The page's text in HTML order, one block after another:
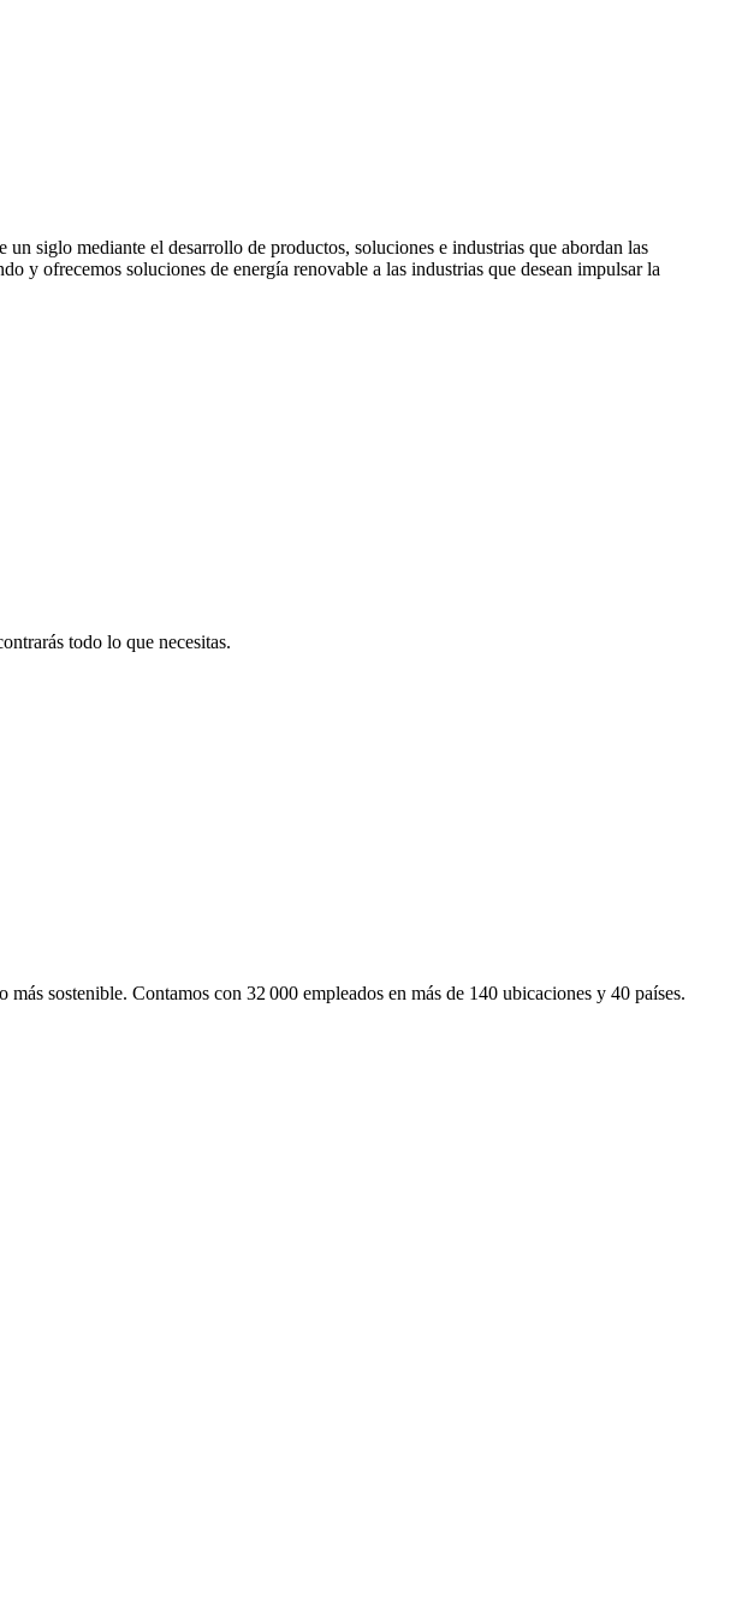
siglo mediante el desarrollo de productos, soluciones e industrias que abordan las
y ofrecemos soluciones de energía renovable a las industrias que desean impulsar la
todo lo que necesitas.
sostenible. Contamos con 32 000 empleados en más de 140 ubicaciones y 40 países.